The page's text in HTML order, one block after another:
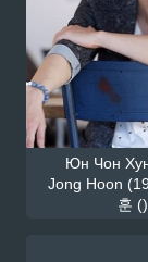
Юн Чон
Jong Hoon
훈 ()